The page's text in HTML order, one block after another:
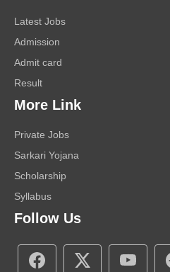
Latest Jobs
Admission
Admit card
Result
More Link
Private Jobs
Sarkari Yojana
Scholarship
Syllabus
Follow Us